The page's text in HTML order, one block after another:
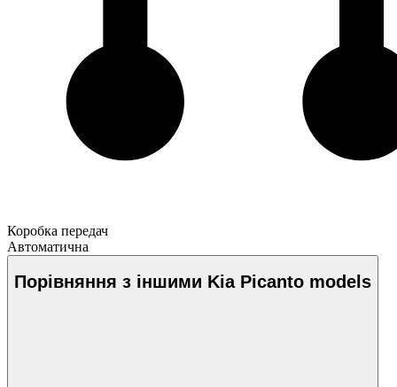
Коробка передач
Автоматична
Порівняння з іншими Kia Picanto models